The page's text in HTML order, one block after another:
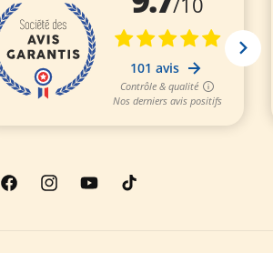
FacebookInstagramYouTubeTikTok